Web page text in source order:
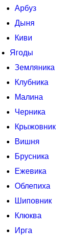
Арбуз
Дыня
Киви
Ягоды
Земляника
Клубника
Малина
Черника
Крыжовник
Вишня
Брусника
Ежевика
Облепиха
Шиповник
Клюква
Ирга